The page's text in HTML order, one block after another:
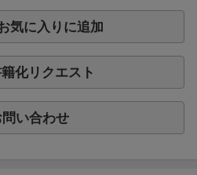
気に入りに追加
化リクエスト
問い合わせ